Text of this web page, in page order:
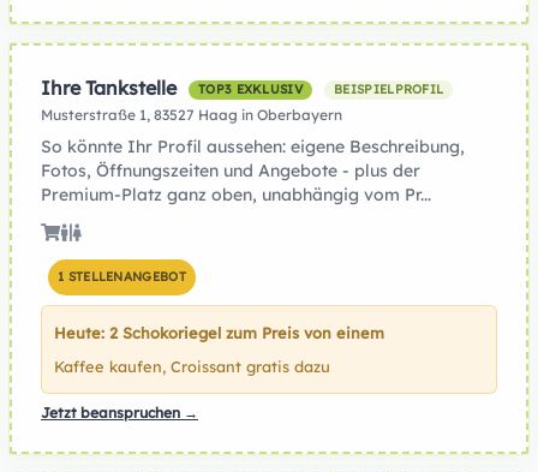
Ihre Tankstelle TOP3 EXKLUSIV BEISPIELPROFIL
Musterstraße 1, 83527 Haag in Oberbayern
So könnte Ihr Profil aussehen: eigene Beschreibung,
Fotos, Öffnungszeiten und Angebote - plus der
Premium-Platz ganz oben, unabhängig vom Pr...
1 STELLENANGEBOT
Heute: 2 Schokoriegel zum Preis von einem
Kaffee kaufen, Croissant gratis dazu
Jetzt beanspruchen →